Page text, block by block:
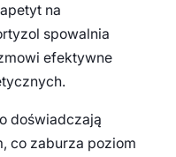
na
spowalnia
efektywne
doświadczają
co zaburza poziom